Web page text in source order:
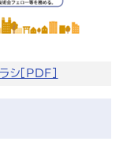
［PDF］